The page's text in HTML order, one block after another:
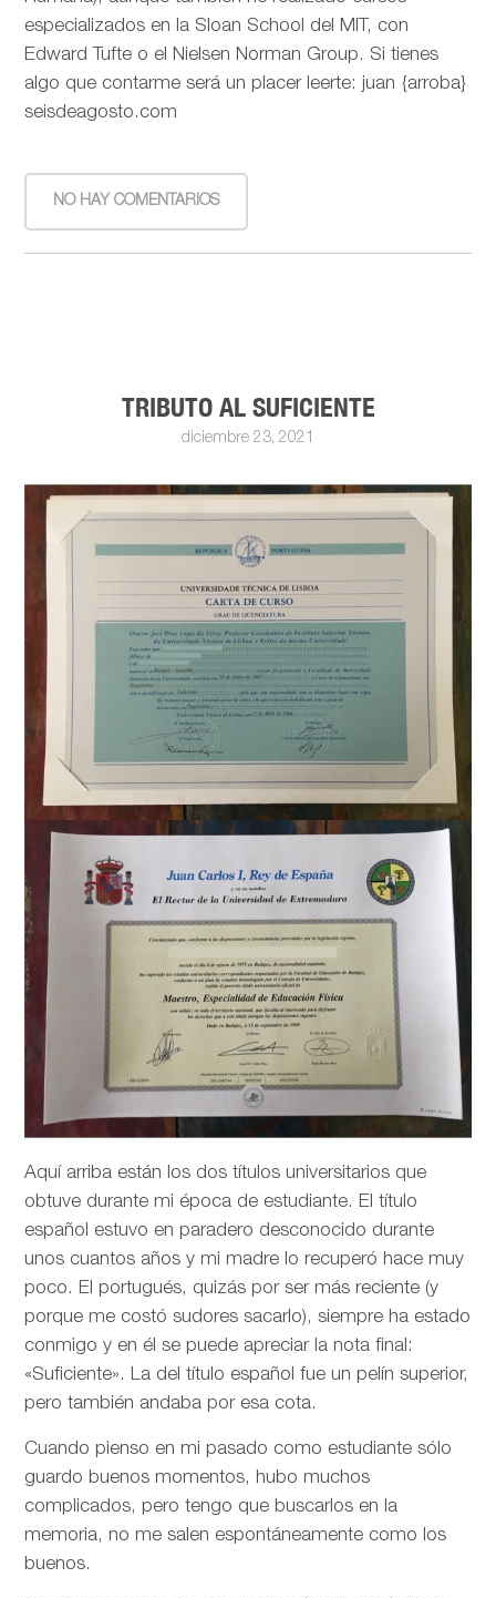
especializados en la Sloan School del MIT, con
Edward Tufte o el Nielsen Norman Group. Si tienes
algo que contarme será un placer leerte: juan {arroba}
seisdeagosto.com
NO HAY COMENTARIOS
TRIBUTO AL SUFICIENTE
diciembre 23, 2021
Aquí arriba están los dos títulos universitarios que
obtuve durante mi época de estudiante. El título
español estuvo en paradero desconocido durante
unos cuantos años y mi madre lo recuperó hace muy
poco. El portugués, quizás por ser más reciente (y
porque me costó sudores sacarlo), siempre ha estado
conmigo y en él se puede apreciar la nota final:
«Suficiente». La del título español fue un pelín superior,
pero también andaba por esa cota.
Cuando pienso en mi pasado como estudiante sólo
guardo buenos momentos, hubo muchos
complicados, pero tengo que buscarlos en la
memoria, no me salen espontáneamente como los
buenos.